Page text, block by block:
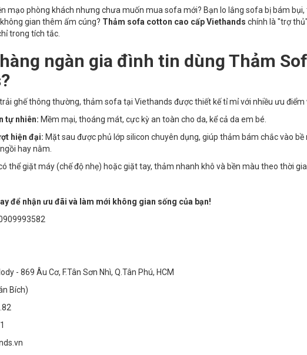
mạo phòng khách nhưng chưa muốn mua sofa mới? Bạn lo lắng sofa bị bám
gian thêm ấm cúng? Thảm sofa cotton cao cấp Viethands chính là "trợ
trong tích tắc.
ngàn gia đình tin dùng Thảm
ghế thông thường, thảm sofa tại Viethands được thiết kế tỉ mỉ với nhiều ưu điểm
tự nhiên: Mềm mại, thoáng mát, cực kỳ an toàn cho da, kể cả da em bé.
hiện đại: Mặt sau được phủ lớp silicon chuyên dụng, giúp thảm bám chắc vào
hay nằm.
thể giặt máy (chế độ nhẹ) hoặc giặt tay, thảm nhanh khô và bền màu theo thời
để nhận ưu đãi và làm mới không gian sống của bạn!
- 869 Âu Cơ, F.Tân Sơn Nhì, Q.Tân Phú, HCM
Bích)